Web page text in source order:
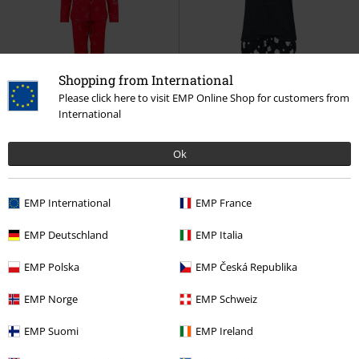
Shopping from International
Please click here to visit EMP Online Shop for customers from
International
Ok
EMP International EMP France
EMP Deutschland EMP Italia
EMP Polska EMP Česká Republika
EMP Norge EMP Schweiz
EMP Suomi EMP Ireland
Bijna uitverkocht Grote maten
€ 80,99
-22%
Exclusief
€ 30,99